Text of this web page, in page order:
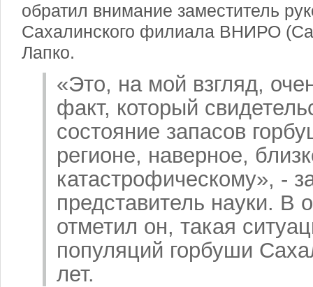
обратил внимание заместитель
Сахалинского филиала ВНИРО
Лапко.
«Это, на мой взгляд,
факт, который
состояние запасов
регионе, наверное,
катастрофическому», -
представитель науки. В
отметил он, такая
популяций горбуши
лет.